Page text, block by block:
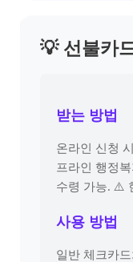
💡 선불카
받는 방법
온라인 신청
프라인 행정
수령 가능. ⚠️
사용 방법
일반 체크카